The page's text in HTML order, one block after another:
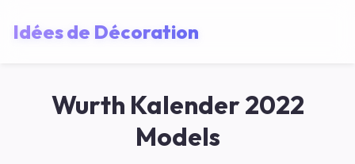
Idées de Décoration
Wurth Kalender 2022
Models